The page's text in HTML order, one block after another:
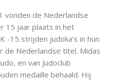
de Nederlandse
15 jaar plaats in het
-15 strijden judoka’s in hun
de Nederlandse titel. Midas
en van Judoclub
medaille behaald. Hij